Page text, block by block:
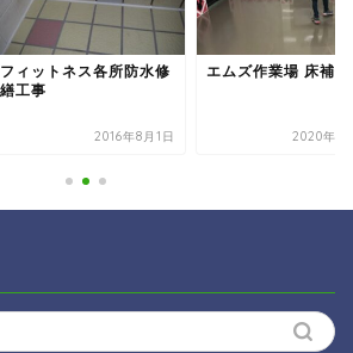
エムズ作業場 床補修
2020年11月5日
和モダンな隠れ家ネ
2022年2